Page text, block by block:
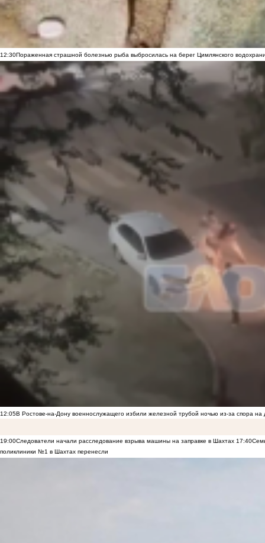
12:30Пораженная страшной болезнью рыба выбросилась на берег Цимлянского
12:05В Ростове-на-Дону военнослужащего избили железной трубой ночью из-за спора на
19:00Следователи начали расследование взрыва машины на заправке в Шахтах 17:40
поликлиники №1 в Шахтах перенесли